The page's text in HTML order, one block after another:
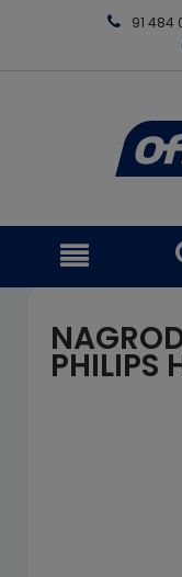
91 484
PHILIPS